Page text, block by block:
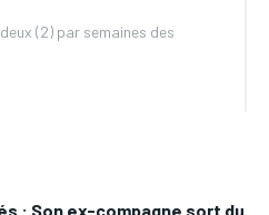
(2) par semaines des
: Son ex-compagne sort du